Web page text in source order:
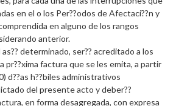
en el o los Per??odos de Afectaci??n y
en alguno de los rangos
anterior.
determinado, ser?? acreditado a los
pr??xima factura que se les emita, a partir
d??as h??biles administrativos
del presente acto y deber??
en forma desagregada, con expresa